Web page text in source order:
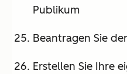
Publikum
Beantragen Sie
Erstellen Sie Ihre